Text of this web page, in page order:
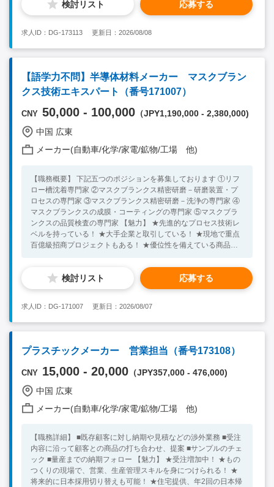
検討リスト 応募する
求人ID：DG-173113 更新日：2026/08/08
【語学力不問】半導体材料メーカー マスクブラン
クス技術エキスパート（番号171007）
CNY 50,000 - 100,000 （JPY1,190,000 - 2,380,000)
中国 広東
メーカー(自動車/化学/家電/鉱物/工場 他)
【職務概要】 下記五つのポジションを募集しております ①リフ
ロー槽沈着専門家 ②マスクブランクス精密研磨－研磨装置・プ
ロセスの専門家 ③マスクブランクス精密研磨－洗浄の専門家 ④
マスクブランクスの成膜・コーティングの専門家 ⑤マスクブラ
ンクスの品質検査の専門家 【魅力】 ★先進的なプロセス技術レ
ベルを持っている！ ★大手企業と取引している！ ★現地で重点
百億級招商プロジェクトもある！ ★優位性を備えている商品！
国手当支給、その他福利厚生も相談可能！ 【必須条件】 ■大卒
■8年以上マスクブランクス業界（石英BMS基板の研磨、洗浄、
成膜、レジスト塗布、欠点検査など）での経験あり ⑤について
クブランクスの欠点評価を実施したことのある方 ■スパッター装
置による薄膜成膜の経験者 ■光学設計（薄膜の層構造の設計）の
経験あり ■学術的な背景あり ★30代～50代の方が活躍中！ ※キ
ーワード：中国日系企業就職 中国勤務 無料斡旋サービス 合
成石英 マスクブランクス
検討リスト 応募する
求人ID：DG-171007 更新日：2026/08/07
プラスチックメーカー 営業担当（番号173108）
CNY 15,000 - 20,000 （JPY357,000 - 476,000)
中国 広東
メーカー(自動車/化学/家電/鉱物/工場 他)
【職務詳細】 ■既存顧客に対し納期や見積などの渉外業務 ■受注
内容に沿って顧客との商品の打ち合わせ、提案 ■サンプルのチェ
ック ■量産までの納期フォロー 【魅力】 ★受注増加中！ ★もの
つくりの現場で、営業、生産管理スキルを身につけられる！ ★
将来的に日本採用切り替えも可能！ ★住宅提供、年2回の日本帰